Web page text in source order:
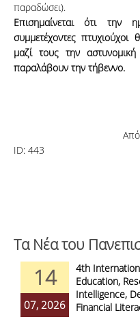
παραδώσει).
Επισημαίνεται ότι την
συμμετέχοντες
μαζί τους την
παραλάβουν την τήβεννο.
ID: 443
Τα Νέα του
14
07, 2026
4th
Education,
Intelligence,
Financial